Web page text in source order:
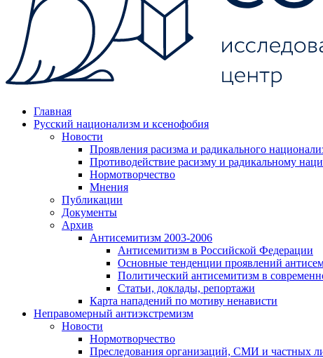
Главная
Русский национализм и ксенофобия
Новости
Проявления расизма и радикального
Противодействие расизму и радикальному
Нормотворчество
Мнения
Публикации
Документы
Архив
Антисемитизм 2003-2006
Антисемитизм в Российской Федерации
Основные тенденции проявлений
Политический антисемитизм в
Статьи, доклады, репортажи
Карта нападений по мотиву ненависти
Неправомерный антиэкстремизм
Новости
Нормотворчество
Преследования организаций, СМИ и частных